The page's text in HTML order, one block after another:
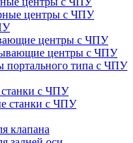
центры с ЧПУ
центры с ЧПУ
центры с ЧПУ
типа с ЧПУ
с ЧПУ
станки с ЧПУ
клапана